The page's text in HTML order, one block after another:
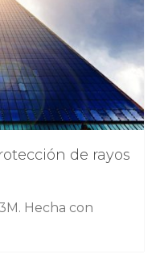
de rayos
Hecha con